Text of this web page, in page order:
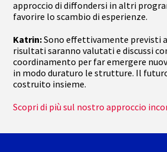
approccio di diffondersi in altri
favorire lo scambio di esperienze.
Katrin:Sono effettivamente previsti
risultati saranno valutati e discussi
coordinamento per far emergere
in modo duraturo le strutture. Il
costruito insieme.
Scopri di più sul nostro approccio